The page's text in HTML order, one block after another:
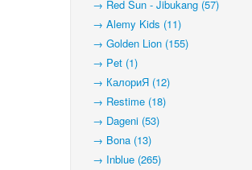
→ Red Sun - Jibukang (57)
→ Alemy Kids (11)
→ Golden Lion (155)
→ Pet (1)
→ КалориЯ (12)
→ Restime (18)
→ Dageni (53)
→ Bona (13)
→ Inblue (265)